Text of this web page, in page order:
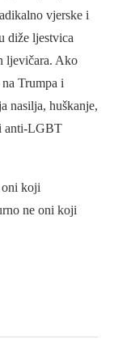
vjerske i
diže ljestvica
ljevičara. Ako
Trumpa i
nasilja, huškanje,
anti-LGBT
oni koji
ne oni koji